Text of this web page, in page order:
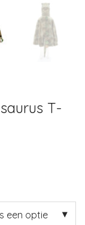
T-
een optie